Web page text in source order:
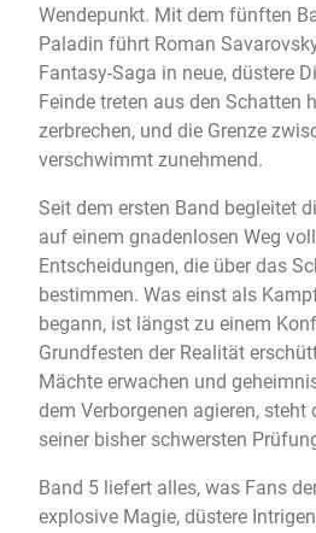
Wendepunkt. Mit dem fünften
Paladin führt Roman
Fantasy-Saga in neue, düstere
Feinde treten aus den Schatten
zerbrechen, und die Grenze
verschwimmt zunehmend.
Seit dem ersten Band begleitet
auf einem gnadenlosen Weg
Entscheidungen, die über das
bestimmen. Was einst als
begann, ist längst zu einem
Grundfesten der Realität
Mächte erwachen und
dem Verborgenen agieren, steht
seiner bisher schwersten
Band 5 liefert alles, was Fans
explosive Magie, düstere